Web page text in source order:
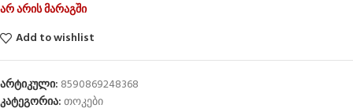
არ არის მარაგში
Add to wishlist
არტიკული: 8590869248368
კატეგორია:თოკები